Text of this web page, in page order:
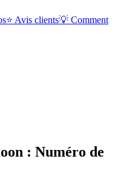
⭐ Avis clients💡 Comment
: Numéro de